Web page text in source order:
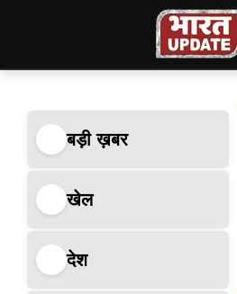
बड़ी ख़बर
खेल
देश